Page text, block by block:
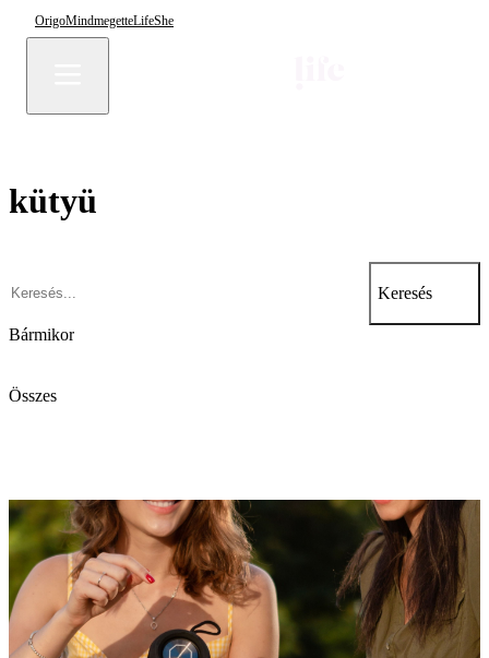
OrigoMindmegetteLifeShe
kütyü
Keresés
Bármikor
Összes